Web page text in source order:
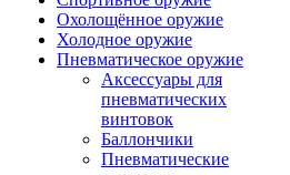
Охолощённое оружие
Холодное оружие
Пневматическое оружие
Аксессуары для
пневматических
винтовок
Баллончики
Пневматические